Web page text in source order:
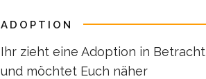
ADOPTION
Ihr zieht eine Adoption in Betracht
und möchtet Euch näher